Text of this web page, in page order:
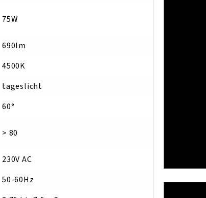
75W
690lm
4500K
tageslicht
60°
> 80
230V AC
50-60Hz